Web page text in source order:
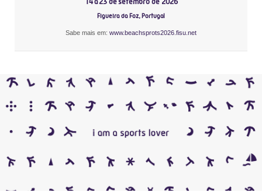
Figueira da Foz, Portugal
Sabe mais em: www.beachsprots2026.fisu.net